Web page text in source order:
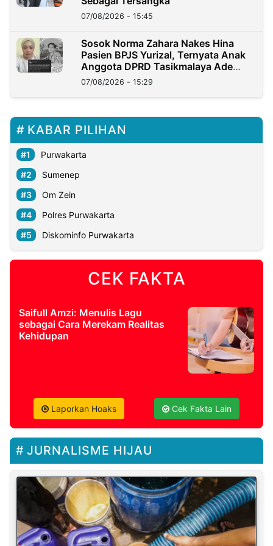
07/08/2026 - 15:45
Sosok Norma Zahara Nakes Hina
Pasien BPJS Yurizal, Ternyata Anak
Anggota DPRD Tasikmalaya Ade
Lukman
07/08/2026 - 15:29
KABAR PILIHAN
Purwakarta
Sumenep
Om Zein
Polres Purwakarta
Diskominfo Purwakarta
CEK FAKTA
Saifull Amzi: Menulis Lagu
sebagai Cara Merekam Realitas
Kehidupan
Laporkan Hoaks Cek Fakta Lain
JURNALISME HIJAU